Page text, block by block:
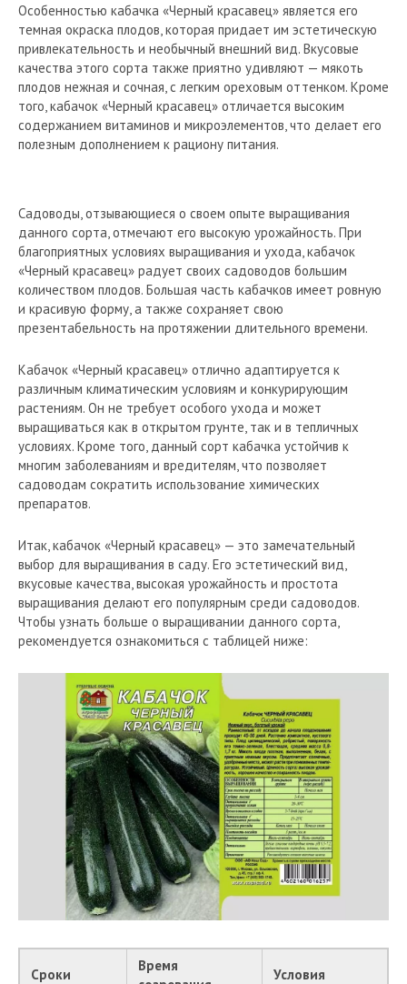
Особенностью кабачка «Черный красавец» является его
темная окраска плодов, которая придает им эстетическую
привлекательность и необычный внешний вид. Вкусовые
качества этого сорта также приятно удивляют — мякоть
плодов нежная и сочная, с легким ореховым оттенком. Кроме
того, кабачок «Черный красавец» отличается высоким
содержанием витаминов и микроэлементов, что делает его
полезным дополнением к рациону питания.
Садоводы, отзывающиеся о своем опыте выращивания
данного сорта, отмечают его высокую урожайность. При
благоприятных условиях выращивания и ухода, кабачок
«Черный красавец» радует своих садоводов большим
количеством плодов. Большая часть кабачков имеет ровную
и красивую форму, а также сохраняет свою
презентабельность на протяжении длительного времени.
Кабачок «Черный красавец» отлично адаптируется к
различным климатическим условиям и конкурирующим
растениям. Он не требует особого ухода и может
выращиваться как в открытом грунте, так и в тепличных
условиях. Кроме того, данный сорт кабачка устойчив к
многим заболеваниям и вредителям, что позволяет
садоводам сократить использование химических
препаратов.
Итак, кабачок «Черный красавец» — это замечательный
выбор для выращивания в саду. Его эстетический вид,
вкусовые качества, высокая урожайность и простота
выращивания делают его популярным среди садоводов.
Чтобы узнать больше о выращивании данного сорта,
рекомендуется ознакомиться с таблицей ниже:
Сроки
Время
Условия